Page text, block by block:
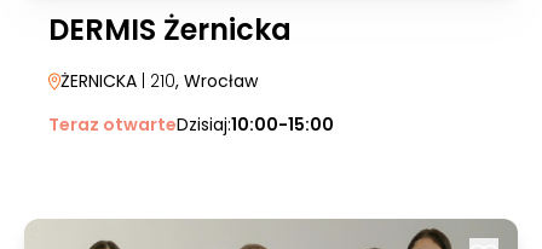
DERMIS Żernicka
ŻERNICKA | 210, Wrocław
Teraz otwarteDzisiaj:10:00-15:00